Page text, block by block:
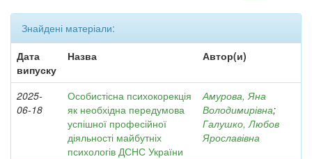
Знайдені матеріали:
Дата
випуску
Назва Автор(и)
2025-
06-18
Особистісна психокорекція
як необхідна передумова
успішної професійної
діяльності майбутніх
психологів ДСНС України
Амурова, Яна
Володимирівна;
Галушко, Любов
Ярославівна